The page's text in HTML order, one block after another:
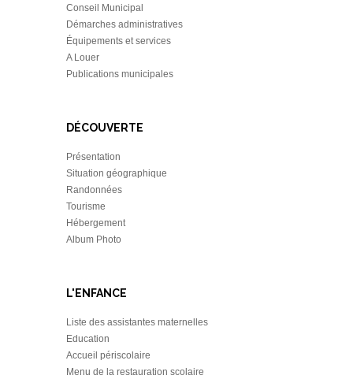
Conseil Municipal
Démarches administratives
Équipements et services
A Louer
Publications municipales
DÉCOUVERTE
Présentation
Situation géographique
Randonnées
Tourisme
Hébergement
Album Photo
L'ENFANCE
Liste des assistantes maternelles
Education
Accueil périscolaire
Menu de la restauration scolaire